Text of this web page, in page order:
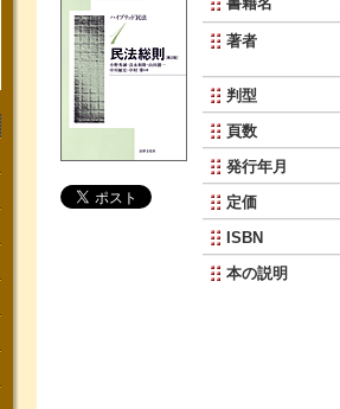
著者
判型
頁数
発行年月
定価
ISBN
本の説明